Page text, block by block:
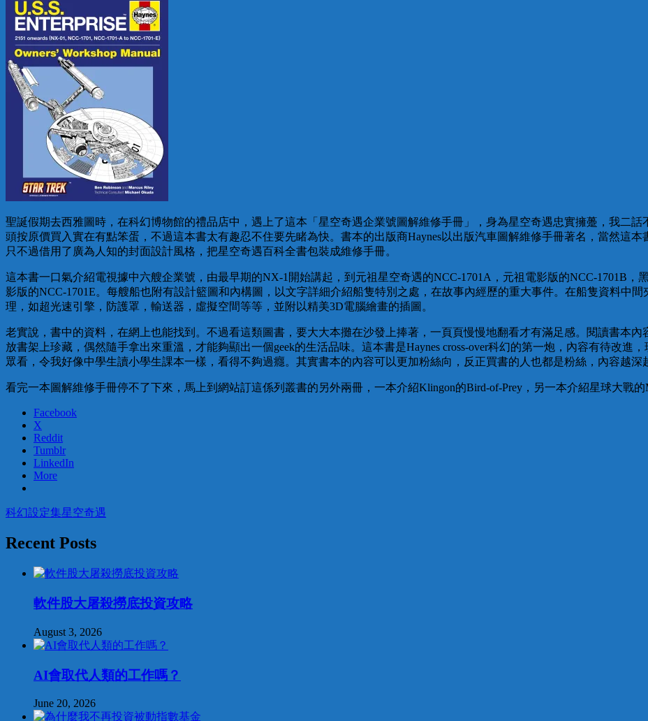
聖誕假期去西雅圖時，在科幻博物館的禮品店中，遇上了這本「星空奇遇企業號圖解維修手冊」，身為星空奇遇忠實擁躉，我二
頭按原價買入實在有點笨蛋，不過這本書太有趣忍不住要先睹為快。書本的出版商Haynes以出版汽車圖解維修手冊著名，當然這
只不過借用了廣為人知的封面設計風格，把星空奇遇百科全書包裝成維修手冊。
這本書一口氣介紹電視據中六艘企業號，由最早期的NX-1開始講起，到元祖星空奇遇的NCC-1701A，元祖電影版的NCC-1701B，
影版的NCC-1701E。每艘船也附有設計籃圖和內構圖，以文字詳細介紹船隻特別之處，在故事內經歷的重大事件。在船隻資料中
理，如超光速引擎，防護罩，輸送器，虛擬空間等等，並附以精美3D電腦繪畫的插圖。
老實說，書中的資料，在網上也能找到。不過看這類圖書，要大大本攤在沙發上捧著，一頁頁慢慢地翻看才有滿足感。閱讀書本
放書架上珍藏，偶然隨手拿出來重溫，才能夠顯出一個geek的生活品味。這本書是Haynes cross-over科幻的第一炮，內容有待改進
眾看，令我好像中學生讀小學生課本一樣，看得不夠過癮。其實書本的內容可以更加粉絲向，反正買書的人也都是粉絲，內容越深
看完一本圖解維修手冊停不了下來，馬上到網站訂這係列叢書的另外兩冊，一本介紹Klingon的Bird-of-Prey，另一本介紹星球大戰的
Facebook
X
Reddit
Tumblr
LinkedIn
More
科幻設定集星空奇遇
Recent Posts
軟件股大屠殺撈底投資攻略
August 3, 2026
AI會取代人類的工作嗎？
June 20, 2026